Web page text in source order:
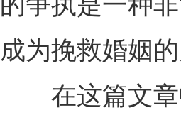
成为挽救婚姻的
在这篇文